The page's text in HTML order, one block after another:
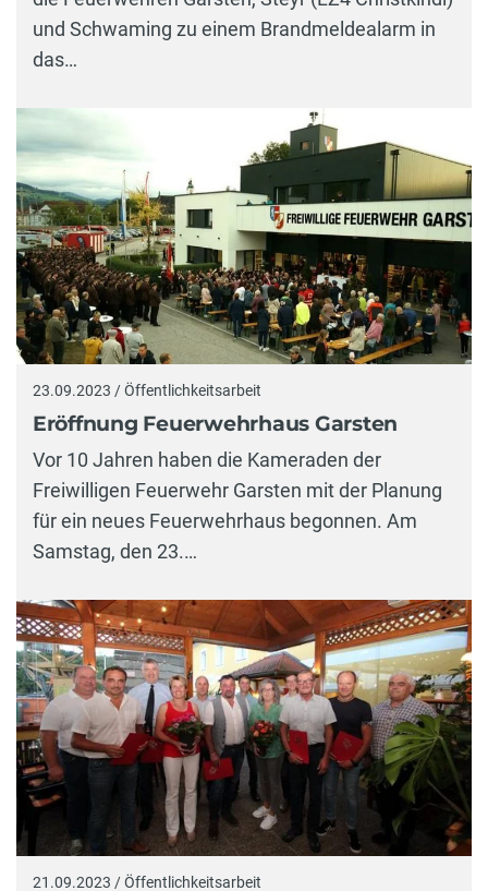
und Schwaming zu einem Brandmeldealarm in
das…
23.09.2023 / Öffentlichkeitsarbeit
Eröffnung Feuerwehrhaus Garsten
Vor 10 Jahren haben die Kameraden der
Freiwilligen Feuerwehr Garsten mit der Planung
für ein neues Feuerwehrhaus begonnen. Am
Samstag, den 23.…
21.09.2023 / Öffentlichkeitsarbeit